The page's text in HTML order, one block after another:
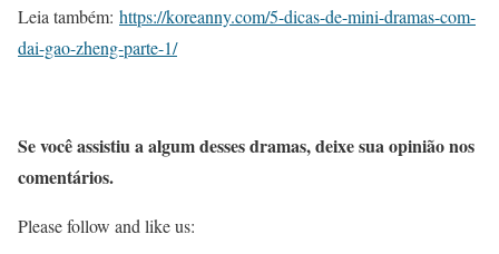
Leia também: https://koreanny.com/5-dicas-de-mini-dramas-com-
dai-gao-zheng-parte-1/
Se você assistiu a algum desses dramas, deixe sua opinião nos
comentários.
Please follow and like us: